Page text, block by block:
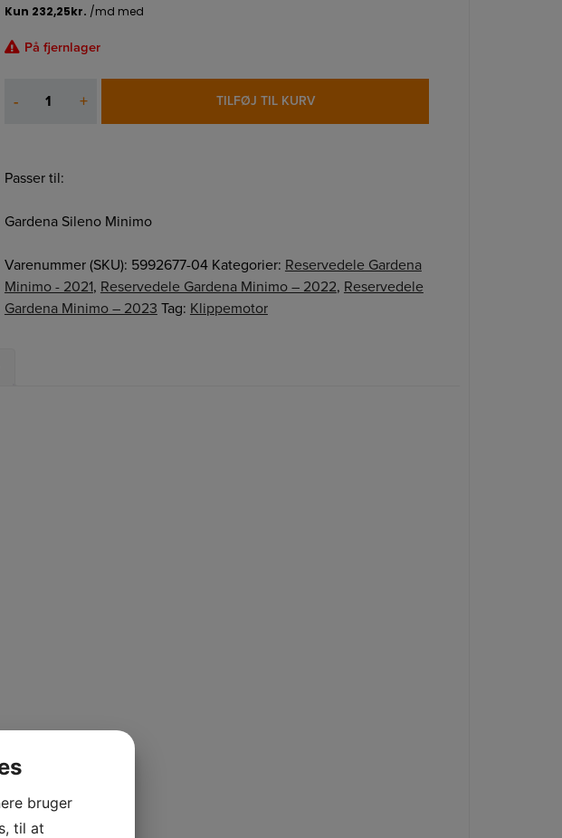
På fjernlager
-
antal
+ TILFØJ TIL KURV
Passer til:
Gardena Sileno Minimo
Varenummer (SKU): 5992677-04 Kategorier: Reservedele Gardena
Minimo - 2021, Reservedele Gardena Minimo – 2022, Reservedele
Gardena Minimo – 2023 Tag: Klippemotor
bruger
til at